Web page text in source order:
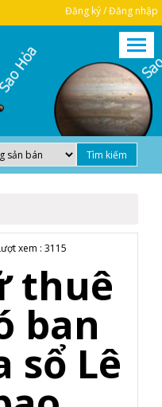
Đăng ký / Đăng nhập
xem : 3115
thuê
ban
sổ Lê